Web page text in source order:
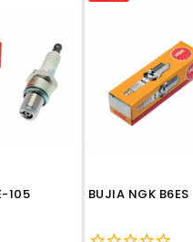
105
BUJIA NGK B6ES